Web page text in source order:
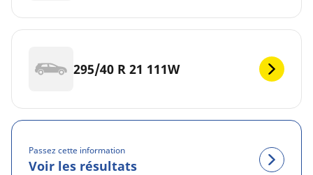
295/40 R 21 111W
Passez cette information
Voir les résultats